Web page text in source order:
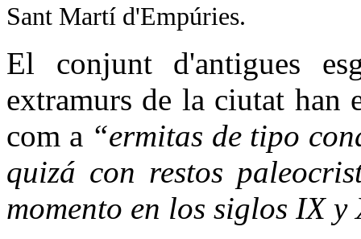
Sant Martí d'Empúries.
El conjunt d'antigues
extramurs de la ciutat han
com a “ermitas de tipo
quizá con restos
momento en los siglos IX y